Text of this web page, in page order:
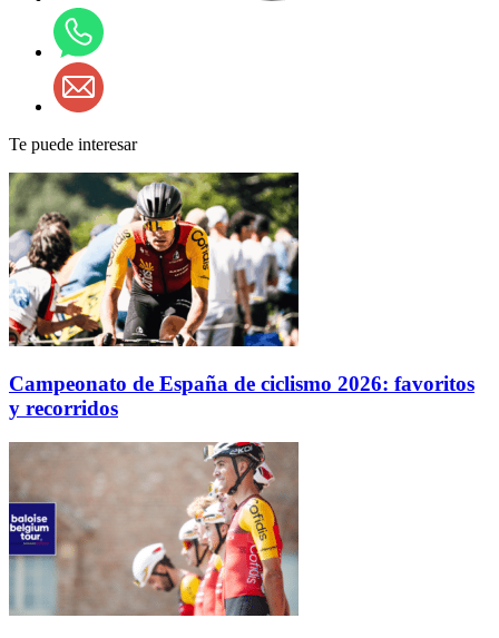
Te puede interesar
Campeonato de España de ciclismo 2026: favoritos
y recorridos